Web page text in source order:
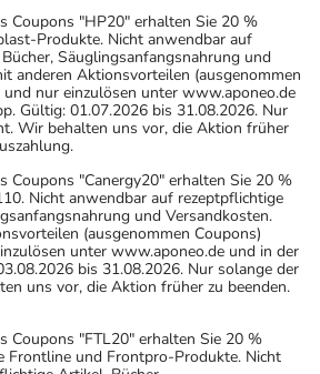
Coupons "HP20" erhalten Sie 20 %
Produkte. Nicht anwendbar auf
Säuglingsanfangsnahrung und
anderen Aktionsvorteilen (ausgenommen
nur einzulösen unter www.aponeo.de
Gültig: 01.07.2026 bis 31.08.2026. Nur
Wir behalten uns vor, die Aktion früher
Coupons "Canergy20" erhalten Sie 20 %
Nicht anwendbar auf rezeptpflichtige
und Versandkosten.
(ausgenommen Coupons)
unter www.aponeo.de und in der
bis 31.08.2026. Nur solange der
uns vor, die Aktion früher zu beenden.
Coupons "FTL20" erhalten Sie 20 %
Frontline und Frontpro-Produkte. Nicht